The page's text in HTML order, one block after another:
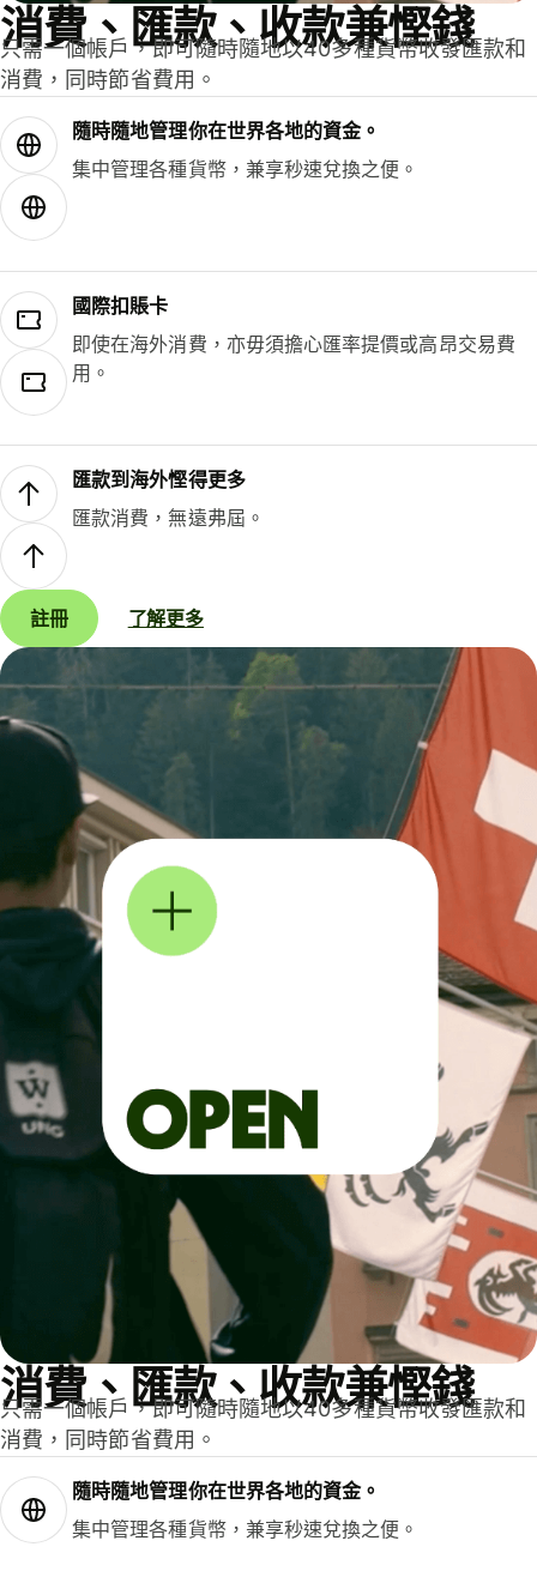
消費、匯款、收款兼慳錢
只需一個帳戶，即可隨時隨地以40多種貨幣收發匯款和
消費，同時節省費用。
隨時隨地管理你在世界各地的資金。
集中管理各種貨幣，兼享秒速兌換之便。
國際扣賬卡
即使在海外消費，亦毋須擔心匯率提價或高昂交易費
用。
匯款到海外慳得更多
匯款消費，無遠弗屆。
註冊 了解更多
消費、匯款、收款兼慳錢
只需一個帳戶，即可隨時隨地以40多種貨幣收發匯款和
消費，同時節省費用。
隨時隨地管理你在世界各地的資金。
集中管理各種貨幣，兼享秒速兌換之便。